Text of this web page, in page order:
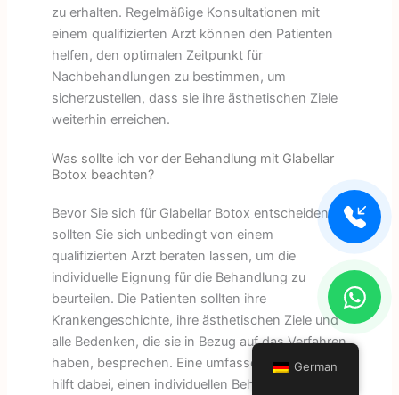
zu erhalten. Regelmäßige Konsultationen mit
einem qualifizierten Arzt können den Patienten
helfen, den optimalen Zeitpunkt für
Nachbehandlungen zu bestimmen, um
sicherzustellen, dass sie ihre ästhetischen Ziele
weiterhin erreichen.
Was sollte ich vor der Behandlung mit Glabellar
Botox beachten?
Bevor Sie sich für Glabellar Botox entscheiden,
sollten Sie sich unbedingt von einem
qualifizierten Arzt beraten lassen, um die
individuelle Eignung für die Behandlung zu
beurteilen. Die Patienten sollten ihre
Krankengeschichte, ihre ästhetischen Ziele und
alle Bedenken, die sie in Bezug auf das Verfahren
haben, besprechen. Eine umfassende Beratung
hilft dabei, einen individuellen Behandlungsplan
German